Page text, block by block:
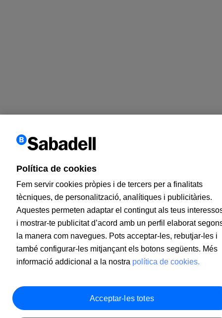
Política de cookies
Fem servir cookies pròpies i de tercers per a finalitats
tècniques, de personalització, analítiques i publicitàries.
Aquestes permeten adaptar el contingut als teus
i mostrar-te publicitat d’acord amb un perfil elaborat
la manera com navegues. Pots acceptar-les, rebutjar-les i
també configurar-les mitjançant els botons següents. Més
informació addicional a la nostra política de cookies.
Acceptar-les totes